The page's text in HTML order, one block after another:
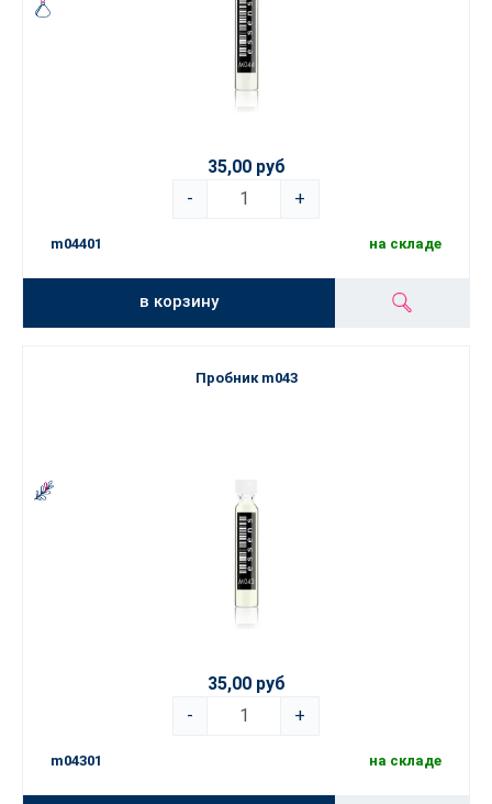
35,00 руб
-
+
m04401 на складе
в корзину
Пробник m043
35,00 руб
-
+
m04301 на складе